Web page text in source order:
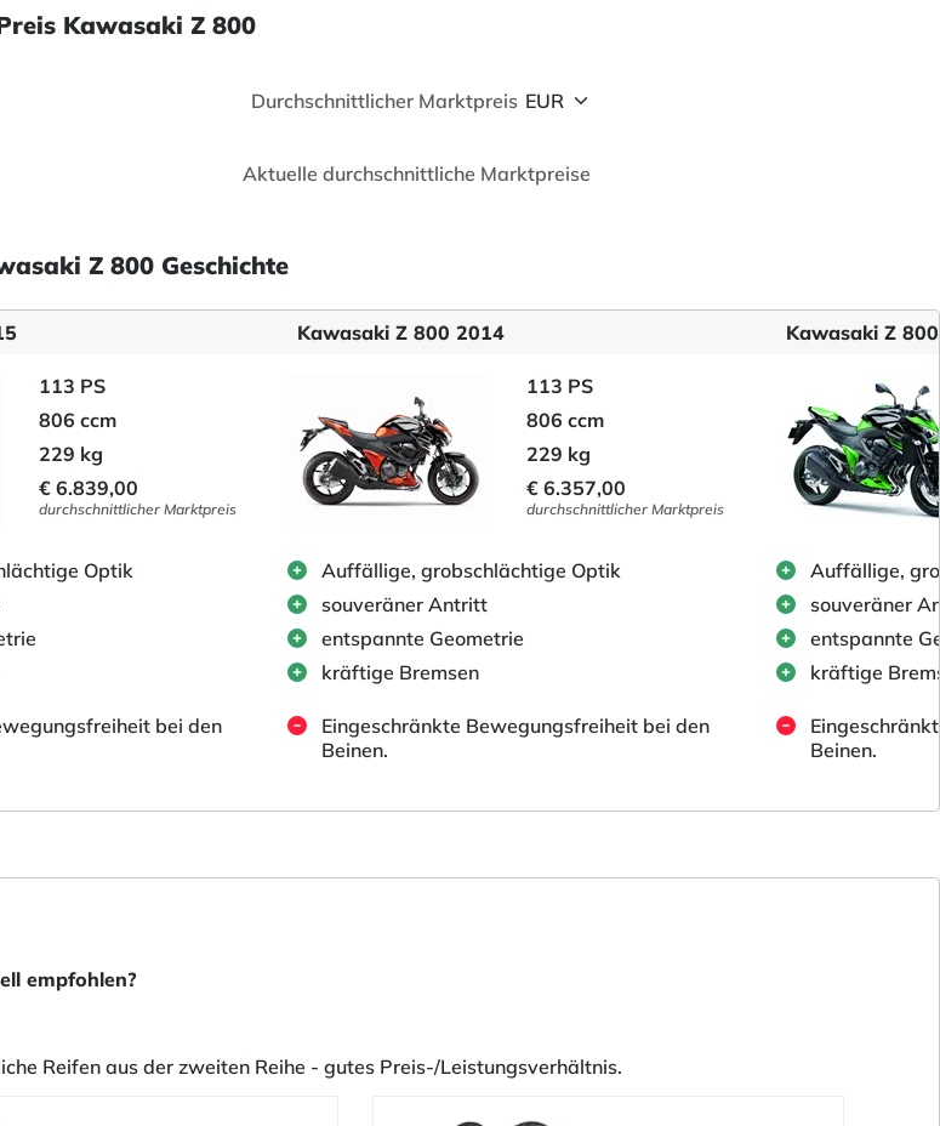
Kawasaki Z 800
Durchschnittlicher Marktpreis
Aktuelle durchschnittliche Marktpreise
Z 800 Geschichte
113 PS
806 ccm
229 kg
€ 6.839,00
durchschnittlicher Marktpreis
Optik
bei den
Kawasaki Z 800 2014
113 PS
806 ccm
229 kg
€ 6.357,00
durchschnittlicher Marktpreis
Auffällige, grobschlächtige Optik
souveräner Antritt
entspannte Geometrie
kräftige Bremsen
Eingeschränkte Bewegungsfreiheit bei den
Beinen.
Kawasaki Z
Auffällige,
souveräner
entspannte
kräftige
Beinen.
empfohlen?
Reifen aus der zweiten Reihe - gutes Preis-/Leistungsverhältnis.